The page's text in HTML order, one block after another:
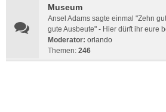
Museum
Ansel Adams sagte einmal "Zehn
gute Ausbeute" - Hier dürft ihr eure
Moderator: orlando
Themen: 246